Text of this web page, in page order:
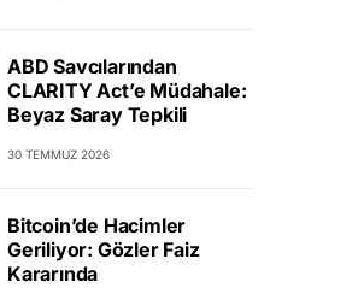
ABD Savcılarından
CLARITY Act’e Müdahale:
Beyaz Saray Tepkili
30 TEMMUZ 2026
Bitcoin’de Hacimler
Geriliyor: Gözler Faiz
Kararında